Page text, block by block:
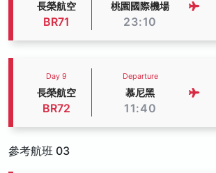
長榮航空
BR71
桃園國際機場
23:10
Day 9
長榮航空
BR72
Departure
慕尼黑
11:40
參考航班 03